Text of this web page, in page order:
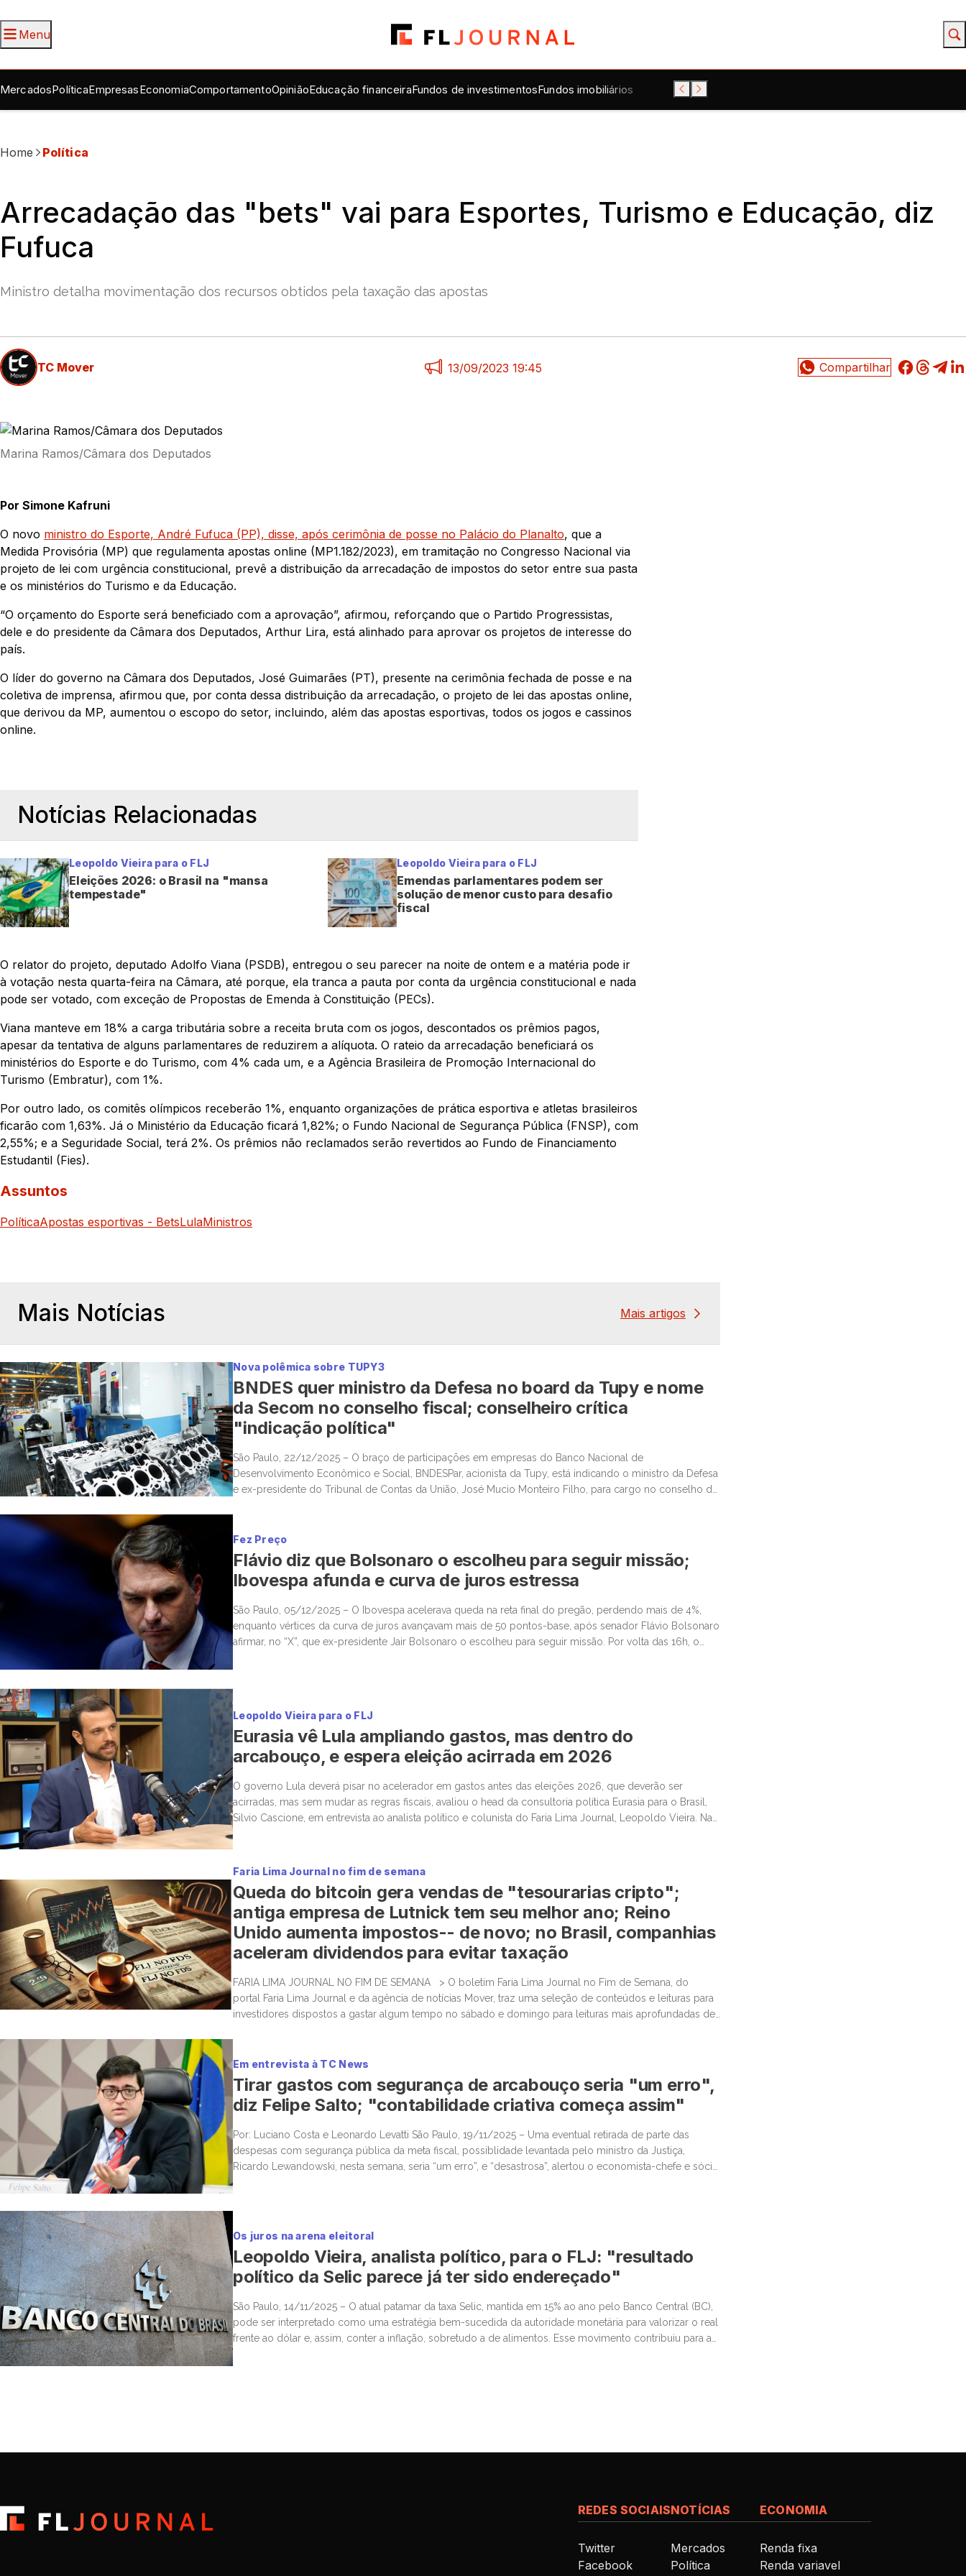
Menu
MercadosPolíticaEmpresasEconomiaComportamentoOpiniãoEducação financeiraFundos de investimentosFundos imobiliários
Home Política
Arrecadação das "bets" vai para Esportes, Turismo e Educação, diz
Fufuca
Ministro detalha movimentação dos recursos obtidos pela taxação das apostas
TC Mover 13/09/2023 19:45
Marina Ramos/Câmara dos Deputados
Por Simone Kafruni
O novo ministro do Esporte, André Fufuca (PP), disse, após cerimônia de posse no Palácio do Planalto, que a
Medida Provisória (MP) que regulamenta apostas online (MP1.182/2023), em tramitação no Congresso Nacional via
projeto de lei com urgência constitucional, prevê a distribuição da arrecadação de impostos do setor entre sua pasta
e os ministérios do Turismo e da Educação.
“O orçamento do Esporte será beneficiado com a aprovação”, afirmou, reforçando que o Partido Progressistas,
dele e do presidente da Câmara dos Deputados, Arthur Lira, está alinhado para aprovar os projetos de interesse do
país.
O líder do governo na Câmara dos Deputados, José Guimarães (PT), presente na cerimônia fechada de posse e na
coletiva de imprensa, afirmou que, por conta dessa distribuição da arrecadação, o projeto de lei das apostas online,
que derivou da MP, aumentou o escopo do setor, incluindo, além das apostas esportivas, todos os jogos e cassinos
online.
Notícias Relacionadas
Leopoldo Vieira para o FLJ
Eleições 2026: o Brasil na "mansa
tempestade"
Leopoldo Vieira para o FLJ
Emendas parlamentares podem ser
solução de menor custo para desafio
fiscal
O relator do projeto, deputado Adolfo Viana (PSDB), entregou o seu parecer na noite de ontem e a matéria pode ir
à votação nesta quarta-feira na Câmara, até porque, ela tranca a pauta por conta da urgência constitucional e nada
pode ser votado, com exceção de Propostas de Emenda à Constituição (PECs).
Viana manteve em 18% a carga tributária sobre a receita bruta com os jogos, descontados os prêmios pagos,
apesar da tentativa de alguns parlamentares de reduzirem a alíquota. O rateio da arrecadação beneficiará os
ministérios do Esporte e do Turismo, com 4% cada um, e a Agência Brasileira de Promoção Internacional do
Turismo (Embratur), com 1%.
Por outro lado, os comitês olímpicos receberão 1%, enquanto organizações de prática esportiva e atletas brasileiros
ficarão com 1,63%. Já o Ministério da Educação ficará 1,82%; o Fundo Nacional de Segurança Pública (FNSP), com
2,55%; e a Seguridade Social, terá 2%. Os prêmios não reclamados serão revertidos ao Fundo de Financiamento
Estudantil (Fies).
Assuntos
PolíticaApostas esportivas - BetsLulaMinistros
Mais Notícias Mais artigos
Nova polêmica sobre TUPY3
BNDES quer ministro da Defesa no board da Tupy e nome
da Secom no conselho fiscal; conselheiro crítica
"indicação política"
São Paulo, 22/12/2025 – O braço de participações em empresas do Banco Nacional de
Desenvolvimento Econômico e Social, BNDESPar, acionista da Tupy, está indicando o ministro da Defesa
e ex-presidente do Tribunal de Contas da União, José Mucio Monteiro Filho, para cargo no conselho da
Fez Preço
Flávio diz que Bolsonaro o escolheu para seguir missão;
Ibovespa afunda e curva de juros estressa
São Paulo, 05/12/2025 – O Ibovespa acelerava queda na reta final do pregão, perdendo mais de 4%,
enquanto vértices da curva de juros avançavam mais de 50 pontos-base, após senador Flávio Bolsonaro
afirmar, no “X”, que ex-presidente Jair Bolsonaro o escolheu para seguir missão. Por volta das 16h, o
Leopoldo Vieira para o FLJ
Eurasia vê Lula ampliando gastos, mas dentro do
arcabouço, e espera eleição acirrada em 2026
O governo Lula deverá pisar no acelerador em gastos antes das eleições 2026, que deverão ser
acirradas, mas sem mudar as regras fiscais, avaliou o head da consultoria política Eurasia para o Brasil,
Silvio Cascione, em entrevista ao analista político e colunista do Faria Lima Journal, Leopoldo Vieira. Na
Faria Lima Journal no fim de semana
Queda do bitcoin gera vendas de "tesourarias cripto";
antiga empresa de Lutnick tem seu melhor ano; Reino
Unido aumenta impostos-- de novo; no Brasil, companhias
aceleram dividendos para evitar taxação
FARIA LIMA JOURNAL NO FIM DE SEMANA > O boletim Faria Lima Journal no Fim de Semana, do
portal Faria Lima Journal e da agência de notícias Mover, traz uma seleção de conteúdos e leituras para
investidores dispostos a gastar algum tempo no sábado e domingo para leituras mais aprofundadas de
Em entrevista à TC News
Tirar gastos com segurança de arcabouço seria "um erro",
diz Felipe Salto; "contabilidade criativa começa assim"
Por: Luciano Costa e Leonardo Levatti São Paulo, 19/11/2025 – Uma eventual retirada de parte das
despesas com segurança pública da meta fiscal, possiblidade levantada pelo ministro da Justiça,
Ricardo Lewandowski, nesta semana, seria “um erro”, e “desastrosa”, alertou o economista-chefe e sócio
Os juros na arena eleitoral
Leopoldo Vieira, analista político, para o FLJ: "resultado
político da Selic parece já ter sido endereçado"
São Paulo, 14/11/2025 – O atual patamar da taxa Selic, mantida em 15% ao ano pelo Banco Central (BC),
pode ser interpretado como uma estratégia bem-sucedida da autoridade monetária para valorizar o real
frente ao dólar e, assim, conter a inflação, sobretudo a de alimentos. Esse movimento contribuiu para a
REDES SOCIAIS
Twitter
Facebook
NOTÍCIAS
Mercados
Política
ECONOMIA
Renda fixa
Renda variavel